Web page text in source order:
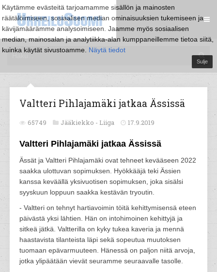
Käytämme evästeitä tarjoamamme sisällön ja mainosten
räätälöimiseen, sosiaalisen median ominaisuuksien tukemiseen ja
kävijämäärämme analysoimiseen. Jaamme myös sosiaalisen
median, mainosalan ja analytiikka-alan kumppaneillemme tietoa siitä,
kuinka käytät sivustoamme. Näytä tiedot
Sulje
Valtteri Pihlajamäki jatkaa Ässissä
65749 Jääkiekko - Liiga 17.9.2019
Valtteri Pihlajamäki jatkaa Ässissä
Ässät ja Valtteri Pihlajamäki ovat tehneet kevääseen 2022
saakka ulottuvan sopimuksen. Hyökkääjä teki Ässien
kanssa keväällä yksivuotisen sopimuksen, joka sisälsi
syyskuun loppuun saakka kestävän tryoutin.
- Valtteri on tehnyt hartiavoimin töitä kehittymisensä eteen
päivästä yksi lähtien. Hän on intohimoinen kehittyjä ja
sitkeä jätkä. Valtterilla on kyky tukea kaveria ja mennä
haastavista tilanteista läpi sekä sopeutua muutoksen
tuomaan epävarmuuteen. Hänessä on paljon niitä arvoja,
jotka ylipäätään vievät seuramme seuraavalle tasolle.